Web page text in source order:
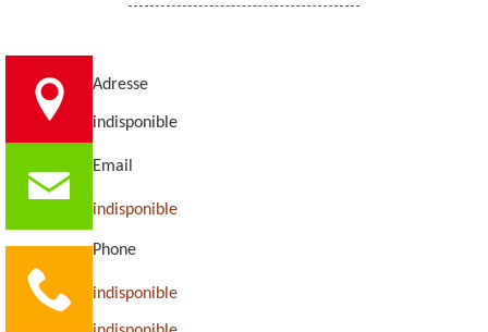
Adresse
indisponible
Email
indisponible
Phone
indisponible